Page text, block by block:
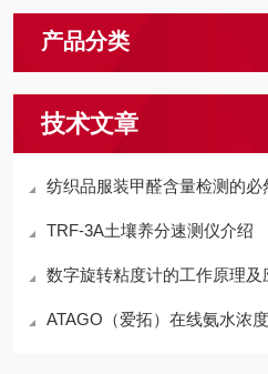
产品分类
技术文章
纺织品服装甲醛含量检测的必
TRF-3A土壤养分速测仪介绍
数字旋转粘度计的工作原理及
ATAGO（爱拓）在线氨水浓